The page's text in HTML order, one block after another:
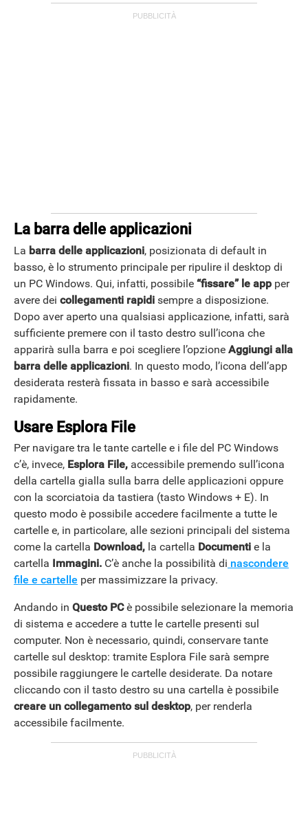
ANDROID
La barra delle applicazioni
La barra delle applicazioni, posizionata di default in
basso, è lo strumento principale per ripulire il desktop di
un PC Windows. Qui, infatti, possibile “fissare” le app per
avere dei collegamenti rapidi sempre a disposizione.
Dopo aver aperto una qualsiasi applicazione, infatti, sarà
sufficiente premere con il tasto destro sull’icona che
apparirà sulla barra e poi scegliere l’opzione Aggiungi alla
barra delle applicazioni. In questo modo, l’icona dell’app
desiderata resterà fissata in basso e sarà accessibile
rapidamente.
Usare Esplora File
Per navigare tra le tante cartelle e i file del PC Windows
c’è, invece, Esplora File, accessibile premendo sull’icona
della cartella gialla sulla barra delle applicazioni oppure
con la scorciatoia da tastiera (tasto Windows + E). In
questo modo è possibile accedere facilmente a tutte le
cartelle e, in particolare, alle sezioni principali del sistema
come la cartella Download, la cartella Documenti e la
cartella Immagini. C’è anche la possibilità di nascondere
file e cartelle per massimizzare la privacy.
Andando in Questo PCè possibile selezionare la memoria
di sistema e accedere a tutte le cartelle presenti sul
computer. Non è necessario, quindi, conservare tante
cartelle sul desktop: tramite Esplora File sarà sempre
possibile raggiungere le cartelle desiderate. Da notare
cliccando con il tasto destro su una cartella è possibile
creare un collegamento sul desktop, per renderla
accessibile facilmente.